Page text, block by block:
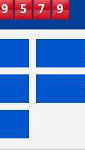
9 5 7 9